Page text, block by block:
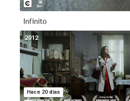
Infinito
Hace 20 días
2012